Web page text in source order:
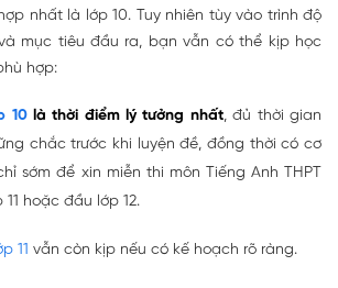
nhất là lớp 10. Tuy nhiên tùy vào trình độ
mục tiêu đầu ra, bạn vẫn có thể kịp học
hợp:
10là thời điểm lý tưởng nhất, đủ thời gian
chắc trước khi luyện đề, đồng thời có cơ
sớm để xin miễn thi môn Tiếng Anh THPT
hoặc đầu lớp 12.
11 vẫn còn kịp nếu có kế hoạch rõ ràng.